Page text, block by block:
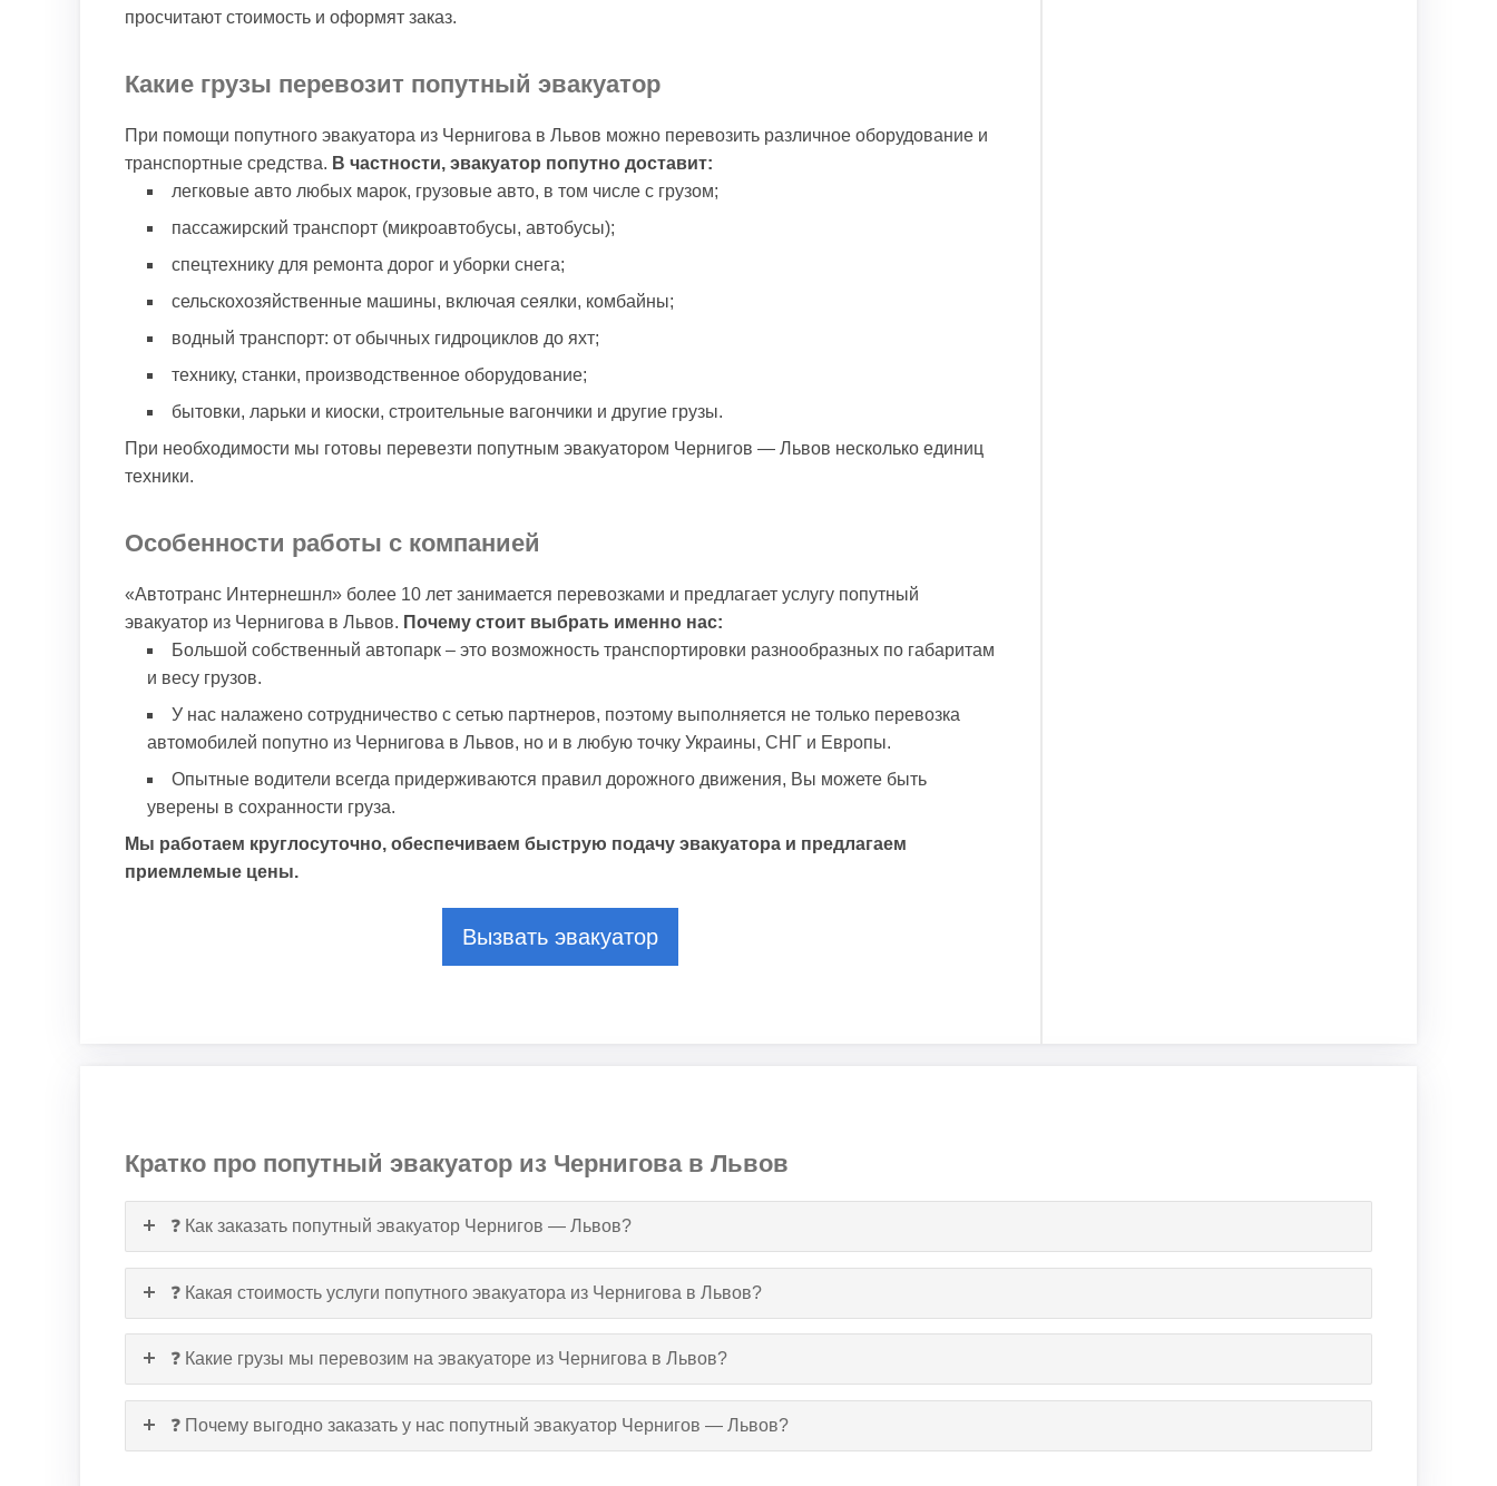
просчитают стоимость и оформят заказ.
Какие грузы перевозит попутный эвакуатор
При помощи попутного эвакуатора из Чернигова в Львов можно перевозить различное оборудование и
транспортные средства. В частности, эвакуатор попутно доставит:
легковые авто любых марок, грузовые авто, в том числе с грузом;
пассажирский транспорт (микроавтобусы, автобусы);
спецтехнику для ремонта дорог и уборки снега;
сельскохозяйственные машины, включая сеялки, комбайны;
водный транспорт: от обычных гидроциклов до яхт;
технику, станки, производственное оборудование;
бытовки, ларьки и киоски, строительные вагончики и другие грузы.
При необходимости мы готовы перевезти попутным эвакуатором Чернигов — Львов несколько единиц
техники.
Особенности работы с компанией
«Автотранс Интернешнл» более 10 лет занимается перевозками и предлагает услугу попутный
эвакуатор из Чернигова в Львов. Почему стоит выбрать именно нас:
Большой собственный автопарк – это возможность транспортировки разнообразных по габаритам
и весу грузов.
У нас налажено сотрудничество с сетью партнеров, поэтому выполняется не только перевозка
автомобилей попутно из Чернигова в Львов, но и в любую точку Украины, СНГ и Европы.
Опытные водители всегда придерживаются правил дорожного движения, Вы можете быть
уверены в сохранности груза.
Мы работаем круглосуточно, обеспечиваем быструю подачу эвакуатора и предлагаем
приемлемые цены.
Вызвать эвакуатор
Кратко про попутный эвакуатор из Чернигова в Львов
❓ Как заказать попутный эвакуатор Чернигов — Львов?
❓ Какая стоимость услуги попутного эвакуатора из Чернигова в Львов?
❓ Какие грузы мы перевозим на эвакуаторе из Чернигова в Львов?
❓ Почему выгодно заказать у нас попутный эвакуатор Чернигов — Львов?